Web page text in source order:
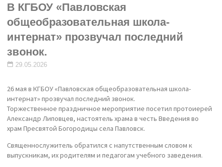
В КГБОУ «Павловская
общеобразовательная школа-
интернат» прозвучал последний
звонок.
29.05.2026
26 мая в КГБОУ «Павловская общеобразовательная школа-
интернат» прозвучал последний звонок.
Торжественное праздничное мероприятие посетил протоиерей
Александр Липовцев, настоятель храма в честь Введения во
храм Пресвятой Богородицы села Павловск.
Священнослужитель обратился с напутственным словом к
выпускникам, их родителям и педагогам учебного заведения.